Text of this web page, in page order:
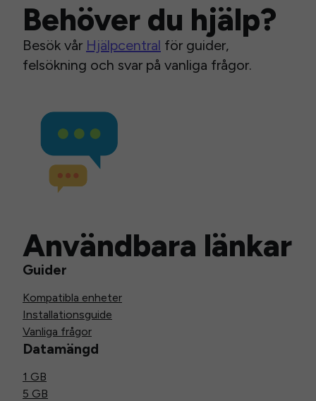
Behöver du hjälp?
Besök vår Hjälpcentral för guider,
felsökning och svar på vanliga frågor.
Användbara länkar
Guider
Kompatibla enheter
Installationsguide
Vanliga frågor
Datamängd
1 GB
5 GB